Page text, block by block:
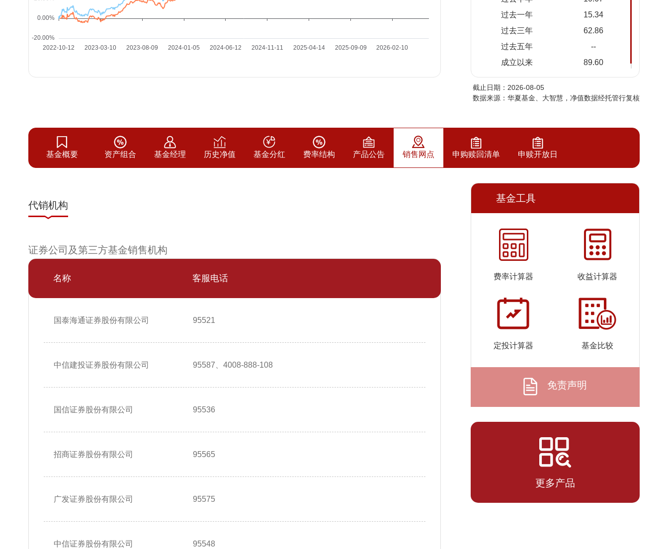
过去一年
15.34
过去三年
62.86
过去五年
--
成立以来
89.60
2026-
08-03
1.8673
2026-
07-31
1.8384
2026-
1.8284
2026-
07-29
1.8008 1.8008
07-28
07-27
1.8251
07-24
2026-
1.8249
2026-
07-22
1.8496
2026-
1.8500
2026-
1.8339
1.8402
07-16
2026-
1.8667 1.8667
07-14
1.8618
2026-
1.8555 1.8555
1.8699
截止日期：2026-08-05
数据来源：华夏基金、大智慧，净值数据经托管行复核
基金概要 资产组合 基金经理 历史净值 基金分红 费率结构 产品公告 销售网点 申购赎回清单 申赎开放日
代销机构
证券公司及第三方基金销售机构
名称 客服电话
国泰海通证券股份有限公司 95521
中信建投证券股份有限公司 95587、4008-888-108
国信证券股份有限公司 95536
招商证券股份有限公司 95565
广发证券股份有限公司 95575
中信证券股份有限公司 95548
基金工具
费率计算器 收益计算器
定投计算器 基金比较
免责声明
更多产品